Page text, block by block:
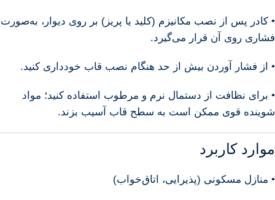
• کادر پس از نصب مکانیزم (کلید یا پریز) بر روی دیوار، به‌صورت
فشاری روی آن قرار می‌گیرد.
• از فشار آوردن بیش از حد هنگام نصب قاب خودداری کنید.
• برای نظافت از دستمال نرم و مرطوب استفاده کنید؛ مواد
شوینده قوی ممکن است به سطح قاب آسیب بزند.
موارد کاربرد
• منازل مسکونی (پذیرایی، اتاق‌خواب)